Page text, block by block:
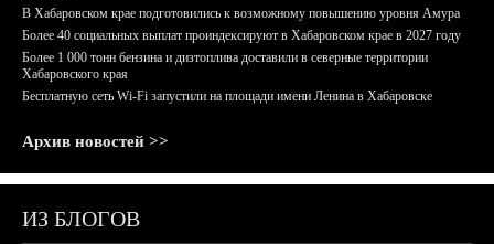
В Хабаровском крае подготовились к возможному повышению уровня Амура
Более 40 социальных выплат проиндексируют в Хабаровском крае в 2027 году
Более 1 000 тонн бензина и дизтоплива доставили в северные территории
Хабаровского края
Бесплатную сеть Wi-Fi запустили на площади имени Ленина в Хабаровске
Архив новостей >>
ИЗ БЛОГОВ